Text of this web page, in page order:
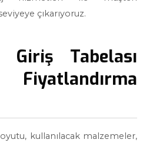
çıkarıyoruz.
Giriş Tabelası
kullanılacak malzemeler,